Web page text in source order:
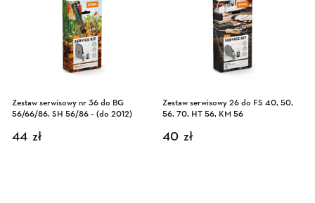
Zestaw serwisowy nr 36 do BG
56/66/86, SH 56/86 – (do 2012)
44 zł
Zestaw serwisowy 26 do FS 40, 50,
56, 70, HT 56, KM 56
40 zł